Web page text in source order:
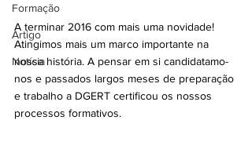
Formação
Artigo
Notícia
A terminar 2016 com mais uma novidade!
Atingimos mais um marco importante na
nossa história. A pensar em si candidatamo-
nos e passados largos meses de preparação
e trabalho a DGERT certificou os nossos
processos formativos.